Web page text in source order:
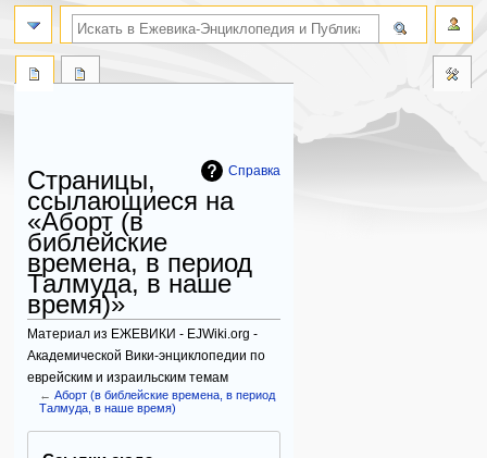
Справка
Страницы,
ссылающиеся на
«Аборт (в
библейские
времена, в период
Талмуда, в наше
время)»
Материал из ЕЖЕВИКИ - EJWiki.org -
Академической Вики-энциклопедии по
еврейским и израильским темам
←Аборт (в библейские времена, в период
Талмуда, в наше время)
поиск по словам